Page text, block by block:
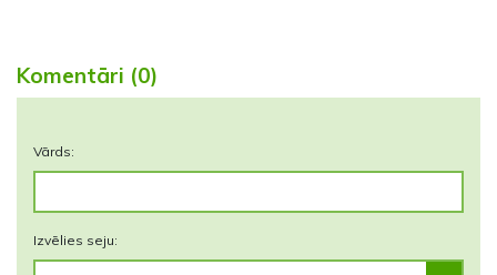
Komentāri (0)
Vārds:
Izvēlies seju: